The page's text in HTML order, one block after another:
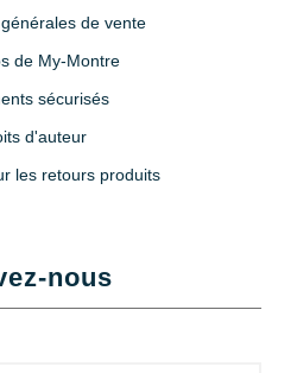
de vente
de My-Montre
sécurisés
d'auteur
les retours produits
nous